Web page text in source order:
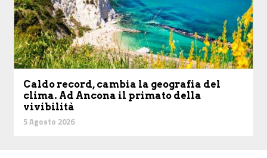
Caldo record, cambia la geografia del
clima. Ad Ancona il primato della
vivibilità
5 Agosto 2026